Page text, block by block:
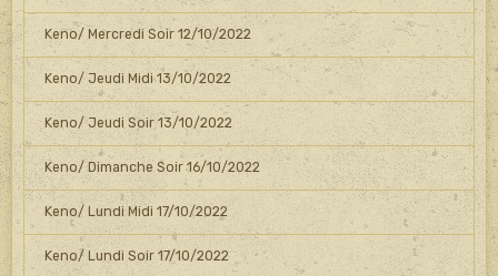
Keno/ Mercredi Soir 12/10/2022
Keno/ Jeudi Midi 13/10/2022
Keno/ Jeudi Soir 13/10/2022
Keno/ Dimanche Soir 16/10/2022
Keno/ Lundi Midi 17/10/2022
Keno/ Lundi Soir 17/10/2022